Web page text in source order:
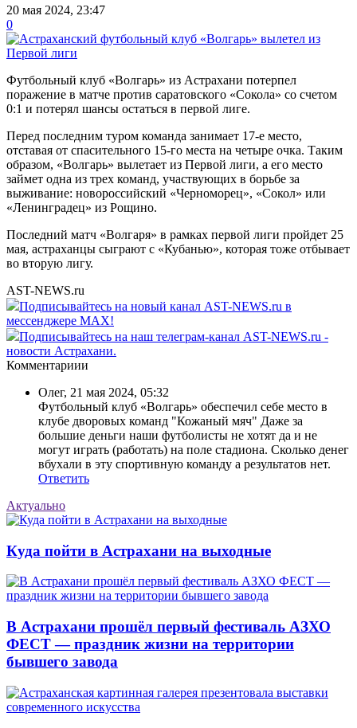
20 мая 2024, 23:47
0
Футбольный клуб «Волгарь» из Астрахани потерпел
поражение в матче против саратовского «Сокола» со счетом
0:1 и потерял шансы остаться в первой лиге.
Перед последним туром команда занимает 17-е место,
отставая от спасительного 15-го места на четыре очка. Таким
образом, «Волгарь» вылетает из Первой лиги, а его место
займет одна из трех команд, участвующих в борьбе за
выживание: новороссийский «Черноморец», «Сокол» или
«Ленинградец» из Рощино.
Последний матч «Волгаря» в рамках первой лиги пройдет 25
мая, астраханцы сыграют с «Кубанью», которая тоже отбывает
во вторую лигу.
AST-NEWS.ru
Подписывайтесь на новый канал AST-NEWS.ru в
мессенджере MAX!
Подписывайтесь на наш телеграм-канал AST-NEWS.ru -
новости Астрахани.
Комментариии
Олег, 21 мая 2024, 05:32
Футбольный клуб «Волгарь» обеспечил себе место в
клубе дворовых команд "Кожаный мяч" Даже за
большие деньги наши футболисты не хотят да и не
могут играть (работать) на поле стадиона. Сколько денег
вбухали в эту спортивную команду а результатов нет.
Ответить
Актуально
Куда пойти в Астрахани на выходные
В Астрахани прошёл первый фестиваль АЗХО
ФЕСТ — праздник жизни на территории
бывшего завода